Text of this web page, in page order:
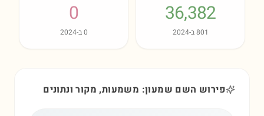
36,382
801ב-2024
0
0ב-2024
פירוש השם שמעון: משמעות, מקור ונתונים